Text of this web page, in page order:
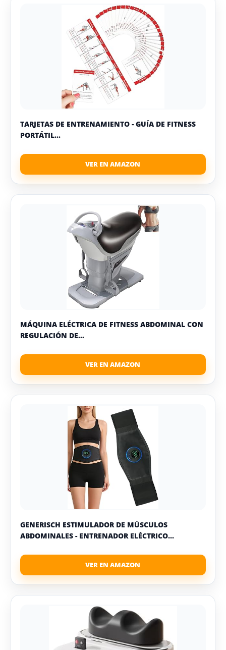
TARJETAS DE ENTRENAMIENTO - GUÍA DE FITNESS
PORTÁTIL...
MÁQUINA ELÉCTRICA DE FITNESS ABDOMINAL CON
REGULACIÓN DE...
GENERISCH ESTIMULADOR DE MÚSCULOS
ABDOMINALES - ENTRENADOR ELÉCTRICO...